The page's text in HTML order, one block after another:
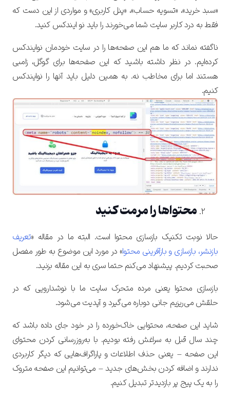
«سبد خرید»، «تسویه حساب»، «پنل کاربری» و مواردی از این دست که
فقط به درد کاربر سایت شما می‌خورند را باید نو ایندکس کنید.
ناگفته نماند که ما هم این صفحه‌ها را در سایت خودمان نوایندکس
کرده‌ایم. در نظر داشته باشید که این صفحه‌ها برای گوگل، زامبی
هستند اما برای مخاطب نه. به همین دلیل باید آنها را نوایندکس
کنیم.
محتواها را مرمت کنید
حالا نوبت تکنیک بازسازی محتوا است. البته ما در مقاله «تعریف
بازنشر، بازسازی و بازآفرینی محتوا» در مورد این موضوع به طور مفصل
صحبت کردیم. پیشنهاد می‌کنم حتما سری به این مقاله بزنید.
بازسازی محتوا یعنی مرده متحرک سایت ما با نوشدارویی که در
حلقش می‌ریزیم جانی دوباره می‌گیرد و آپدیت می‌شود.
شاید این صفحه‌، محتوایی خاک‌خورده را در خود جای داده باشد که
چند سال قبل به سراغش رفته‌ بودیم. با به‌روزرسانی کردن محتوای
این صفحه – یعنی حذف اطلاعات و پاراگراف‌هایی که دیگر کاربردی
ندارند و اضافه کردن بخش‌های جدید – می‌توانیم این صفحه متروک
را به یک پیج پر بازدیدتر تبدیل کنیم.
ارسال کد
ورود با رمزعبور
تایید کد
کد ارسال شده را وارد کنید
دریافت مجدد کد:00:59
تایید کد
متوجه شدم